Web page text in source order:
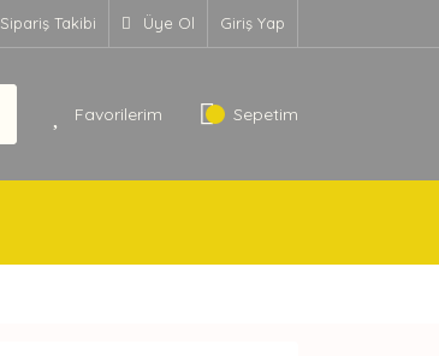
Sipariş Takibi Üye Ol Giriş Yap
Favorilerim Sepetim